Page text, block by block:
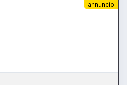
annuncio